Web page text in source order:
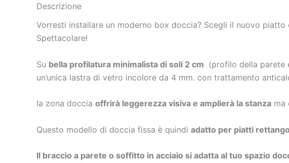
Descrizione
Vorresti installare un moderno box doccia? Scegli il nuovo
Spettacolare!
Su bella profilatura minimalista di soli 2 cm (profilo della parete
un’unica lastra di vetro incolore da 4 mm. con trattamento
la zona doccia offrirà leggerezza visiva e amplierà la stanza ma
Questo modello di doccia fissa è quindi adatto per piatti
Il braccio a parete o soffitto in acciaio si adatta al tuo spazio